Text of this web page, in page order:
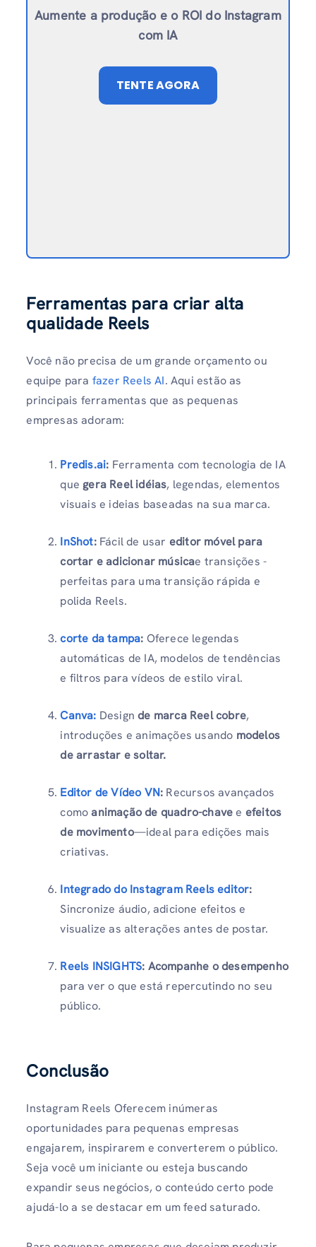
Aumente a produção e o ROI do Instagram
com IA
TENTE AGORA
Ferramentas para criar alta
qualidade Reels
Você não precisa de um grande orçamento ou
equipe para fazer Reels AI. Aqui estão as
principais ferramentas que as pequenas
empresas adoram:
Predis.ai: Ferramenta com tecnologia de IA
que gera Reel idéias, legendas, elementos
visuais e ideias baseadas na sua marca.
InShot:Fácil de usar editor móvel para
cortar e adicionar músicae transições -
perfeitas para uma transição rápida e
polida Reels.
corte da tampa: Oferece legendas
automáticas de IA, modelos de tendências
e filtros para vídeos de estilo viral.
Canva: Designde marca Reel cobre,
introduções e animações usando modelos
de arrastar e soltar.
Editor de Vídeo VN: Recursos avançados
comoanimação de quadro-chavee efeitos
de movimento—ideal para edições mais
criativas.
Integrado do Instagram Reels editor:
Sincronize áudio, adicione efeitos e
visualize as alterações antes de postar.
Reels INSIGHTS: Acompanhe o desempenho
para ver o que está repercutindo no seu
público.
Conclusão
Instagram Reels Oferecem inúmeras
oportunidades para pequenas empresas
engajarem, inspirarem e converterem o público.
Seja você um iniciante ou esteja buscando
expandir seus negócios, o conteúdo certo pode
ajudá-lo a se destacar em um feed saturado.